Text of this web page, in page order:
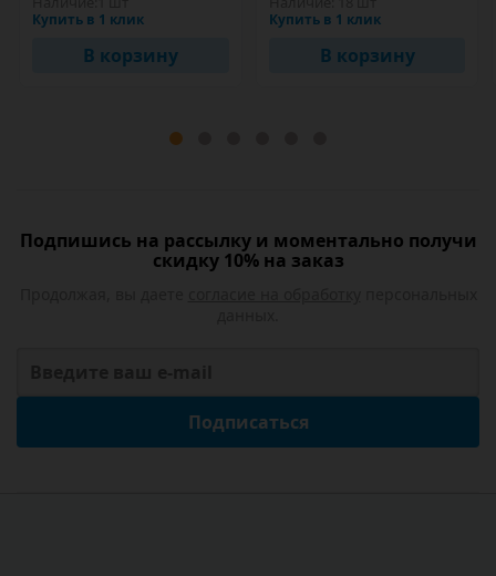
Купить в 1 клик
В корзину
Купить в 1 клик
В корзину
Подпишись на рассылку и моментально получи
скидку 10% на заказ
Подписаться